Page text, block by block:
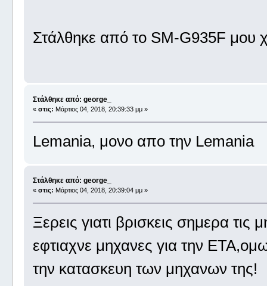
Στάλθηκε από το SM-G935F μου
Στάλθηκε από: george_
« στις: Μάρτιος 04, 2018, 20:39:33 μμ »
Lemania, μονο απο την Lemania
Στάλθηκε από: george_
« στις: Μάρτιος 04, 2018, 20:39:04 μμ »
Ξερεις γιατι βρισκεις σημερα
εφτιαχνε μηχανες για την
την κατασκευη των μηχανων της!